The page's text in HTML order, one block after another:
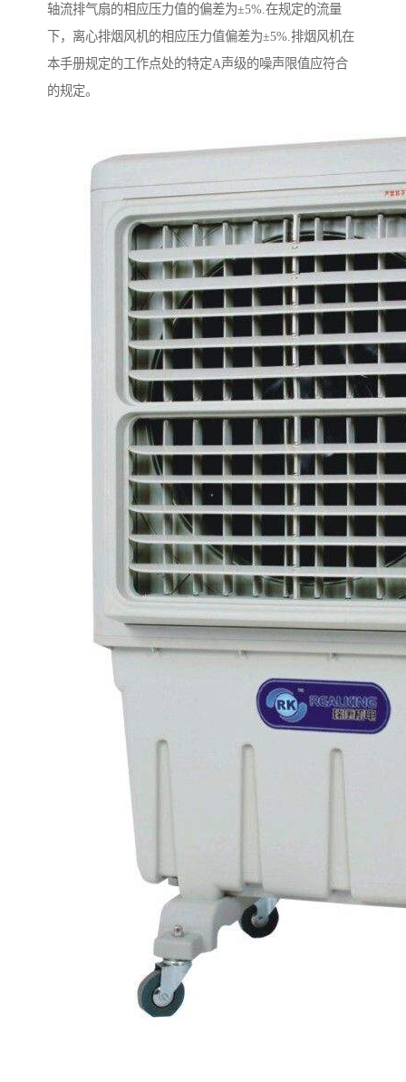
轴流排气扇的相应压力值的偏差为±5%.在规定的流量
下，离心排烟风机的相应压力值偏差为±5%.排烟风机在
本手册规定的工作点处的特定A声级的噪声限值应符合
的规定。